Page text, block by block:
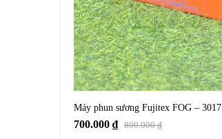
Máy phun sương Fujitex FOG – 3017
800.000₫
700.000 ₫